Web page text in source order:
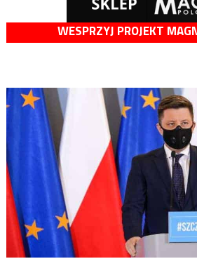
WESPRZYJ PROJEKT